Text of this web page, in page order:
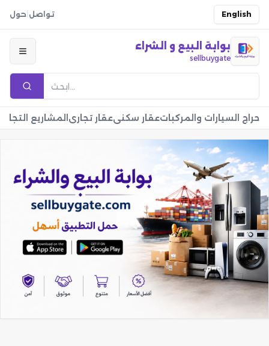
تواصل حول English
بوابة البيع و الشراء
sellbuygate
حراج السيارات والمركباتعقار سكنيعقار تجاري المشاريع